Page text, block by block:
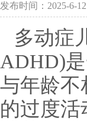
发布时间：2025-6-12
多动症
ADHD)
与年龄不
的过度